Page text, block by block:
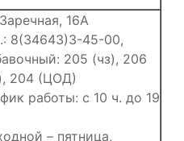
16А
8(34643)3-45-00,
205 (чз), 206
204 (ЦОД)
работы: с 10 ч. до 19
– пятница,